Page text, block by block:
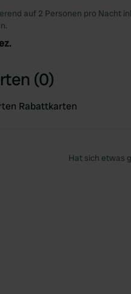
auf 2 Personen pro Nacht
(0)
Rabattkarten
Hat sich etwas